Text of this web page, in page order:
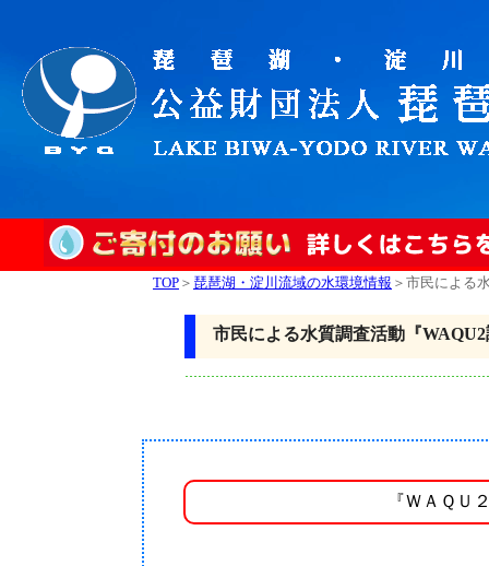
TOP ＞ 琵琶湖・淀川流域の水環境情報 ＞市民による
市民による水質調査活動『
『ＷＡＱＵ